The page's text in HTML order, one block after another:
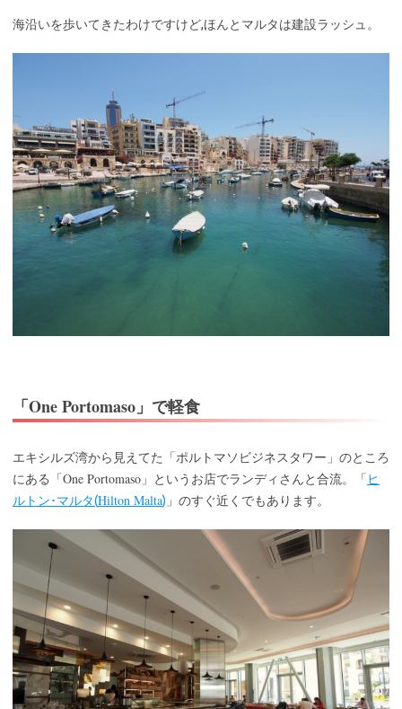
海沿いを歩いてきたわけですけど,ほんとマルタは建設ラッシュ。
「One Portomaso」で軽食
エキシルズ湾から見えてた「ポルトマソビジネスタワー」のところ
にある「One Portomaso 」というお店でランディさんと合流。「 ヒ
ルトン･マルタ(Hilton Malta) 」のすぐ近くでもあります。